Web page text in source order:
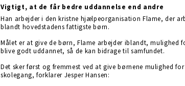
Vigtigt, at de får bedre uddannelse end andre
Han arbejder i den kristne hjælpeorganisation Flame, der
blandt hovedstadens fattigste børn.
Målet er at give de børn, Flame arbejder iblandt, mulighed
blive godt uddannet, så de kan bidrage til samfundet.
Det sker først og fremmest ved at give børnene mulighed for
skolegang, forklarer Jesper Hansen: